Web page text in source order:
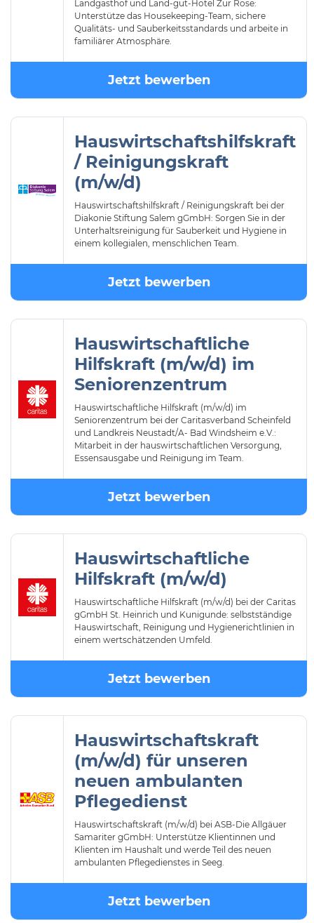
Landgasthof und Land-gut-Hotel Zur Rose:
Unterstütze das Housekeeping-Team, sichere
Qualitäts- und Sauberkeitsstandards und arbeite in
familiärer Atmosphäre.
Jetzt bewerben
Hauswirtschaftshilfskraft
/ Reinigungskraft
(m/w/d)
Hauswirtschaftshilfskraft / Reinigungskraft bei der
Diakonie Stiftung Salem gGmbH: Sorgen Sie in der
Unterhaltsreinigung für Sauberkeit und Hygiene in
einem kollegialen, menschlichen Team.
Jetzt bewerben
Hauswirtschaftliche
Hilfskraft (m/w/d) im
Seniorenzentrum
Hauswirtschaftliche Hilfskraft (m/w/d) im
Seniorenzentrum bei der Caritasverband Scheinfeld
und Landkreis Neustadt/A- Bad Windsheim e.V.:
Mitarbeit in der hauswirtschaftlichen Versorgung,
Essensausgabe und Reinigung im Team.
Jetzt bewerben
Hauswirtschaftliche
Hilfskraft (m/w/d)
Hauswirtschaftliche Hilfskraft (m/w/d) bei der Caritas
gGmbH St. Heinrich und Kunigunde: selbstständige
Hauswirtschaft, Reinigung und Hygienerichtlinien in
einem wertschätzenden Umfeld.
Jetzt bewerben
Hauswirtschaftskraft
(m/w/d) für unseren
neuen ambulanten
Pflegedienst
Hauswirtschaftskraft (m/w/d) bei ASB-Die Allgäuer
Samariter gGmbH: Unterstütze Klientinnen und
Klienten im Haushalt und werde Teil des neuen
ambulanten Pflegedienstes in Seeg.
Jetzt bewerben